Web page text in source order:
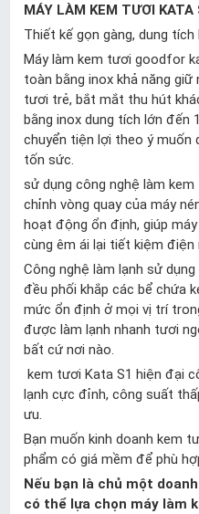
MÁY LÀM KEM TƯƠI KATA
Thiết kế gọn gàng, dung tích
Máy làm kem tươi goodfor
toàn bằng inox khả năng
tươi trẻ, bắt mắt thu hút
bằng inox dung tích lớn đến
chuyển tiện lợi theo ý muốn
tốn sức.
sử dụng công nghệ làm
chỉnh vòng quay của máy
hoạt động ổn định, giúp
cùng êm ái lại tiết kiệm điện
Công nghệ làm lạnh sử
đều phối khắp các bể chứa
mức ổn định ở mọi vị trí
được làm lạnh nhanh tươi
bất cứ nơi nào.
kem tươi Kata S1 hiện đại
lạnh cực đỉnh, công suất
ưu.
Bạn muốn kinh doanh kem
phẩm có giá mềm để phù
Nếu bạn là chủ một
có thể lựa chọn máy làm